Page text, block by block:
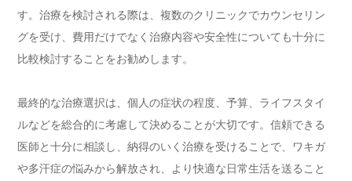
す。治療を検討される際は、複数のクリニックでカウンセリン
グを受け、費用だけでなく治療内容や安全性についても十分に
比較検討することをお勧めします。
最終的な治療選択は、個人の症状の程度、予算、ライフスタイ
ルなどを総合的に考慮して決めることが大切です。信頼できる
医師と十分に相談し、納得のいく治療を受けることで、ワキガ
や多汗症の悩みから解放され、より快適な日常生活を送ること